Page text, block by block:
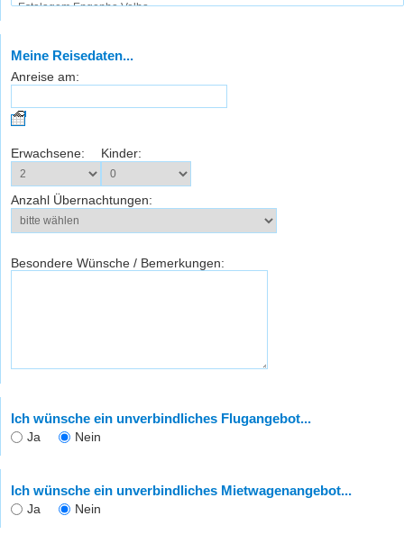
Meine Reisedaten...
Anreise am:
Erwachsene: Kinder:
Anzahl Übernachtungen:
Besondere Wünsche / Bemerkungen:
Ich wünsche ein unverbindliches Flugangebot...
Ja Nein
Ich wünsche ein unverbindliches Mietwagenangebot...
Ja Nein